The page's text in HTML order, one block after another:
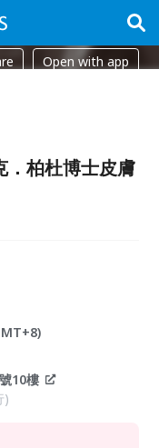
Open with app
．柏杜博士皮膚
10樓
)